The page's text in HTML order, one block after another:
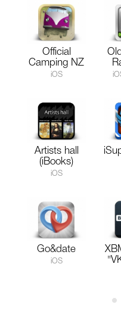
Official
Camping NZ
iOS
Artists hall
(iBooks)
iOS
Go&date
iOS